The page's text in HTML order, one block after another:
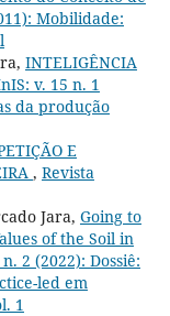
Mobilidade:
INTELIGÊNCIA
v. 15 n. 1
da produção
E
, Revista
Jara, Going to
of the Soil in
2 (2022): Dossiê:
led em
1